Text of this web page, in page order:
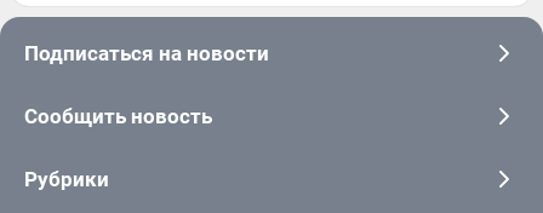
Подписаться на новости
Сообщить новость
Рубрики